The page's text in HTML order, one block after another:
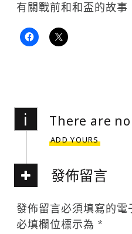
有關戰前和和盃的故事
i There are
ADD YOURS
發佈留言
發佈留言必須填寫的電
必填欄位標示為 *